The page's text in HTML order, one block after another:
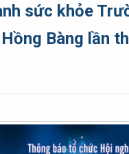
sức khỏe
Bàng lần